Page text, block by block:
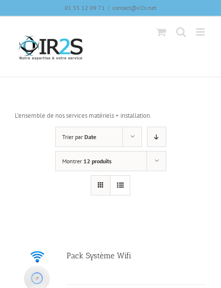
01 55 12 09 71 | contact@ir2s.net
L’ensemble de nos services matériels + installation.
Trier par Date
Montrer 12 produits
Pack Système Wifi